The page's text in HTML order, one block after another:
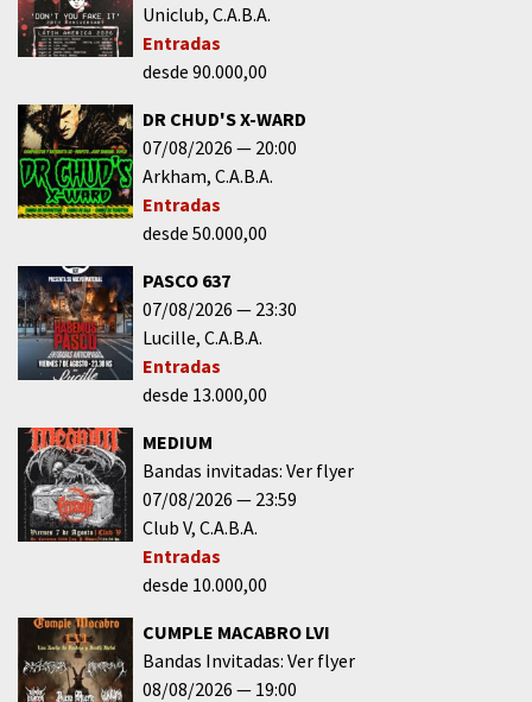
Uniclub C.A.B.A.
Entradas
desde 90.000,00
DR CHUD'S X-WARD
07/08/2026
20:00
Arkham C.A.B.A.
Entradas
desde 50.000,00
PASCO 637
07/08/2026
23:30
Lucille C.A.B.A.
Entradas
desde 13.000,00
MEDIUM
Bandas invitadas: Ver flyer
07/08/2026
23:59
Club V C.A.B.A.
Entradas
desde 10.000,00
CUMPLE MACABRO LVI
Bandas Invitadas: Ver flyer
08/08/2026
19:00